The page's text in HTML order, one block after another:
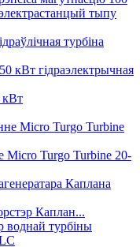
турбіна
кВт
Micro Turgo Turbine 20-
Каплан...